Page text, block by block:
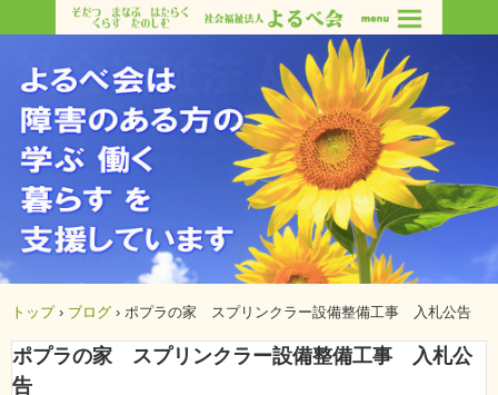
トップ › ブログ › ポプラの家 スプリンクラー設備整備工事 入札公告
ポプラの家 スプリンクラー設備整備工事 入札公
告